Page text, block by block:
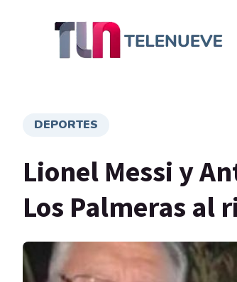
DEPORTES
Lionel Messi y
Los Palmeras al